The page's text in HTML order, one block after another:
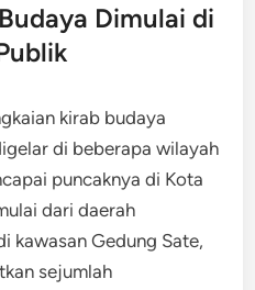
Dimulai di
kirab budaya
di beberapa wilayah
puncaknya di Kota
dari daerah
kawasan Gedung Sate,
sejumlah